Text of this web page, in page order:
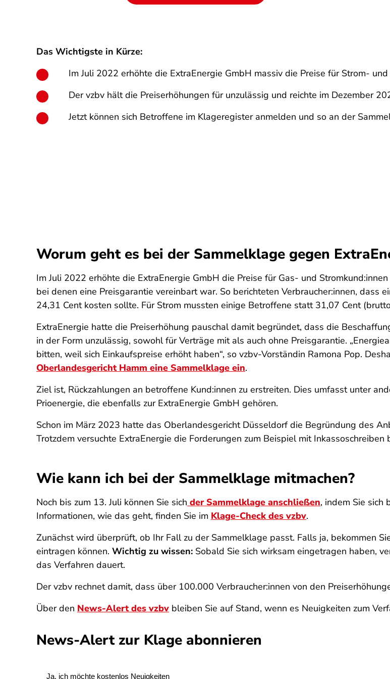
Das Wichtigste in Kürze:
Im Juli 2022 erhöhte die ExtraEnergie GmbH massiv die Preise für Strom-
Der vzbv hält die Preiserhöhungen für unzulässig und reichte im Dezember
Jetzt können sich Betroffene im Klageregister anmelden und so an der
Worum geht es bei der Sammelklage gegen
Im Juli 2022 erhöhte die ExtraEnergie GmbH die Preise für Gas- und
bei denen eine Preisgarantie vereinbart war. So berichteten Verbraucher:innen,
24,31 Cent kosten sollte. Für Strom mussten einige Betroffene statt 31,07 Cent
ExtraEnergie hatte die Preiserhöhung pauschal damit begründet, dass die
in der Form unzulässig, sowohl für Verträge mit als auch ohne Preisgarantie.
bitten, weil sich Einkaufspreise erhöht haben“, so vzbv-Vorständin Ramona Pop.
Oberlandesgericht Hamm eine Sammelklage ein.
Ziel ist, Rückzahlungen an betroffene Kund:innen zu erstreiten. Dies umfasst unter
Prioenergie, die ebenfalls zur ExtraEnergie GmbH gehören.
Schon im März 2023 hatte das Oberlandesgericht Düsseldorf die Begründung des
Trotzdem versuchte ExtraEnergie die Forderungen zum Beispiel mit Inkassoschreiben
Wie kann ich bei der Sammelklage mitmachen?
Noch bis zum 13. Juli können Sie sich der Sammelklage anschließen, indem Sie sich
Informationen, wie das geht, finden Sie im Klage-Check des vzbv.
Zunächst wird überprüft, ob Ihr Fall zu der Sammelklage passt. Falls ja, bekommen
eintragen können. Wichtig zu wissen: Sobald Sie sich wirksam eingetragen haben,
das Verfahren dauert.
Der vzbv rechnet damit, dass über 100.000 Verbraucher:innen von den
Über den News-Alert des vzbv bleiben Sie auf Stand, wenn es Neuigkeiten zum
News-Alert zur Klage abonnieren